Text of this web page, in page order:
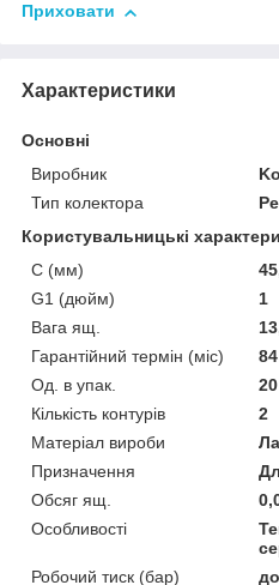
Приховати
Характеристики
Основні
Виробник
Тип колектора
Користувальницькі
C (мм)
G1 (дюйм)
1
Вага ящ.
Гарантійний термін (міс)
84
Од. в упак.
20
Кількість контурів
2
Матеріал вироби
Призначення
Обсяг ящ.
Особливості
Робочий тиск (бар)